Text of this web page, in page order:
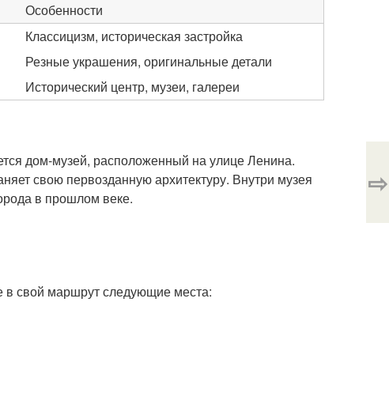
Особенности
Классицизм, историческая застройка
Резные украшения, оригинальные детали
Исторический центр, музеи, галереи
дом-музей, расположенный на улице Ленина.
свою первозданную архитектуру. Внутри музея
в прошлом веке.
в свой маршрут следующие места:
⇨